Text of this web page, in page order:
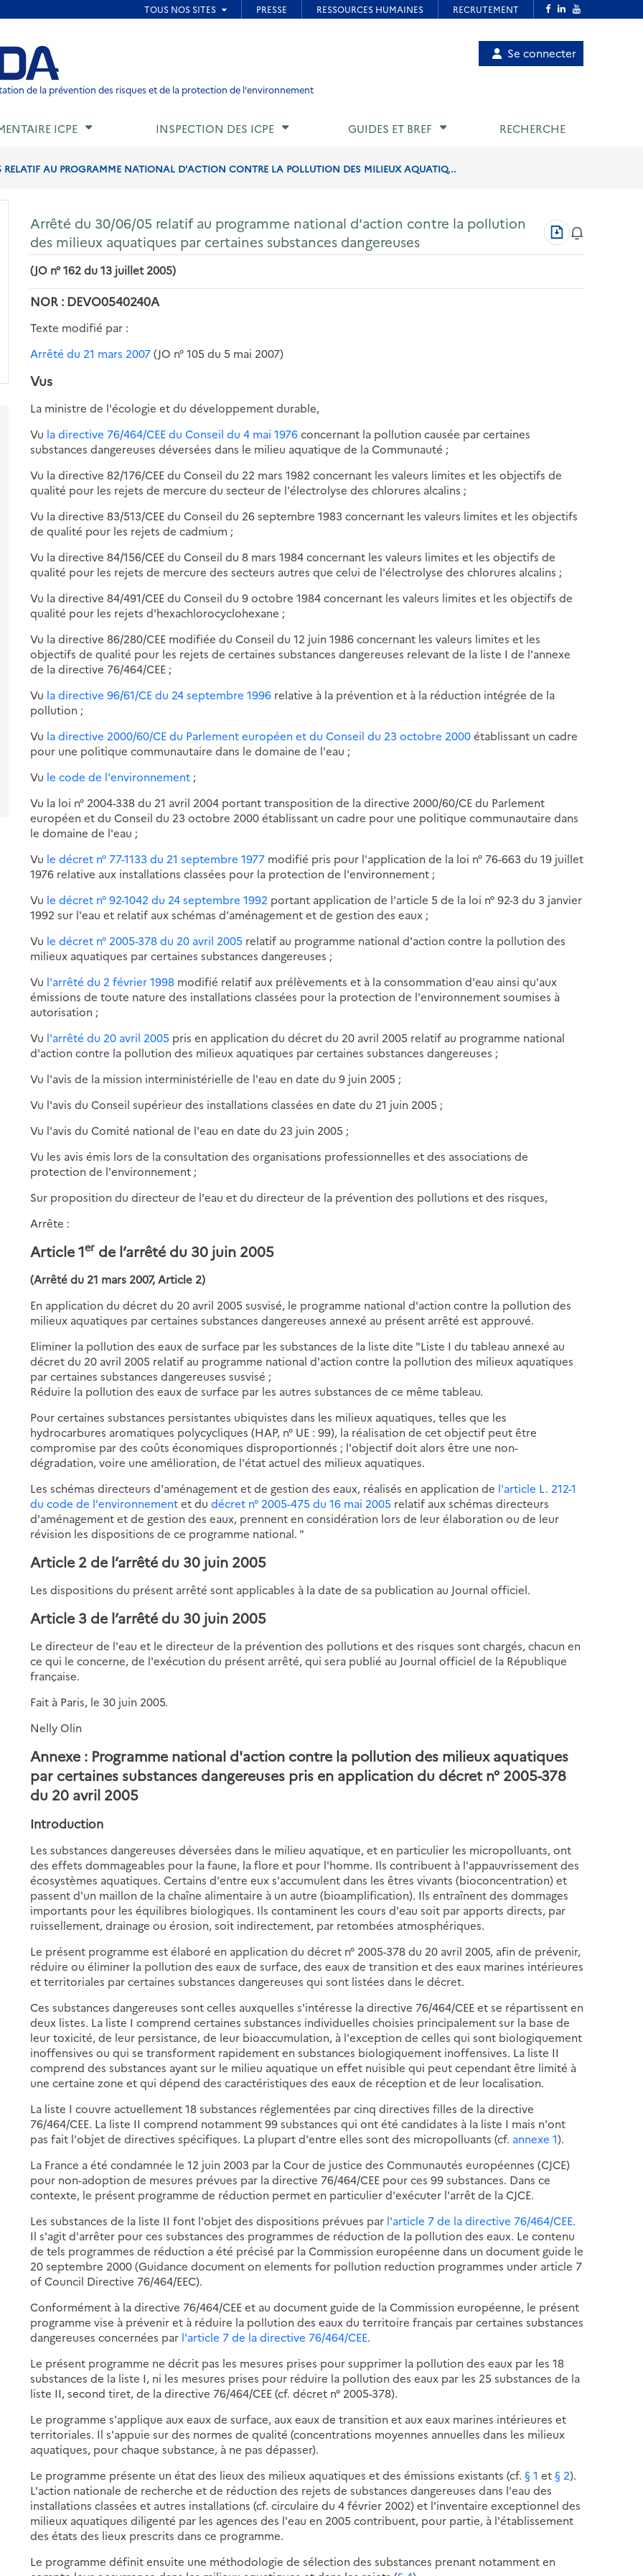
de page
de la prévention des risques et de la protection de l'environnement
Menu
utilisateur
Se connecter
ICPE INSPECTION DES ICPE GUIDES ET BREF RECHERCHE
AU PROGRAMME NATIONAL D'ACTION CONTRE LA POLLUTION DES MILIEUX AQUATIQ...
Arrêté du 30/06/05 relatif au programme national d'action contre la pollution
des milieux aquatiques par certaines substances dangereuses
Télécharger
au
format
(JO n° 162 du 13 juillet 2005)
NOR : DEVO0540240A
Texte modifié par :
Arrêté du 21 mars 2007(JO n° 105 du 5 mai 2007)
Vus
La ministre de l'écologie et du développement durable,
Vu la directive 76/464/CEE du Conseil du 4 mai 1976concernant la pollution causée par certaines
substances dangereuses déversées dans le milieu aquatique de la Communauté ;
Vu la directive 82/176/CEE du Conseil du 22 mars 1982 concernant les valeurs limites et les objectifs de
qualité pour les rejets de mercure du secteur de l'électrolyse des chlorures alcalins ;
Vu la directive 83/513/CEE du Conseil du 26 septembre 1983 concernant les valeurs limites et les objectifs
de qualité pour les rejets de cadmium ;
Vu la directive 84/156/CEE du Conseil du 8 mars 1984 concernant les valeurs limites et les objectifs de
qualité pour les rejets de mercure des secteurs autres que celui de l'électrolyse des chlorures alcalins ;
Vu la directive 84/491/CEE du Conseil du 9 octobre 1984 concernant les valeurs limites et les objectifs de
qualité pour les rejets d'hexachlorocyclohexane ;
Vu la directive 86/280/CEE modifiée du Conseil du 12 juin 1986 concernant les valeurs limites et les
objectifs de qualité pour les rejets de certaines substances dangereuses relevant de la liste I de l'annexe
de la directive 76/464/CEE ;
Vu la directive 96/61/CE du 24 septembre 1996 relative à la prévention et à la réduction intégrée de la
pollution ;
Vu la directive 2000/60/CE du Parlement européen et du Conseil du 23 octobre 2000établissant un cadre
pour une politique communautaire dans le domaine de l'eau ;
Vu le code de l'environnement ;
Vu la loi n° 2004-338 du 21 avril 2004 portant transposition de la directive 2000/60/CE du Parlement
européen et du Conseil du 23 octobre 2000 établissant un cadre pour une politique communautaire dans
le domaine de l'eau ;
Vu le décret n° 77-1133 du 21 septembre 1977 modifié pris pour l'application de la loi n° 76-663 du 19 juillet
1976 relative aux installations classées pour la protection de l'environnement ;
Vu le décret n° 92-1042 du 24 septembre 1992 portant application de l'article 5 de la loi n° 92-3 du 3 janvier
1992 sur l'eau et relatif aux schémas d'aménagement et de gestion des eaux ;
Vu le décret n° 2005-378 du 20 avril 2005 relatif au programme national d'action contre la pollution des
milieux aquatiques par certaines substances dangereuses ;
Vu l'arrêté du 2 février 1998 modifié relatif aux prélèvements et à la consommation d'eau ainsi qu'aux
émissions de toute nature des installations classées pour la protection de l'environnement soumises à
autorisation ;
Vu l'arrêté du 20 avril 2005 pris en application du décret du 20 avril 2005 relatif au programme national
d'action contre la pollution des milieux aquatiques par certaines substances dangereuses ;
Vu l'avis de la mission interministérielle de l'eau en date du 9 juin 2005 ;
Vu l'avis du Conseil supérieur des installations classées en date du 21 juin 2005 ;
Vu l'avis du Comité national de l'eau en date du 23 juin 2005 ;
Vu les avis émis lors de la consultation des organisations professionnelles et des associations de
protection de l'environnement ;
Sur proposition du directeur de l'eau et du directeur de la prévention des pollutions et des risques,
Arrête :
Article 1er de l’arrêté du 30 juin 2005
(Arrêté du 21 mars 2007, Article 2)
En application du décret du 20 avril 2005 susvisé, le programme national d'action contre la pollution des
milieux aquatiques par certaines substances dangereuses annexé au présent arrêté est approuvé.
Eliminer la pollution des eaux de surface par les substances de la liste dite "Liste I du tableau annexé au
décret du 20 avril 2005 relatif au programme national d'action contre la pollution des milieux aquatiques
par certaines substances dangereuses susvisé ;
Réduire la pollution des eaux de surface par les autres substances de ce même tableau.
Pour certaines substances persistantes ubiquistes dans les milieux aquatiques, telles que les
hydrocarbures aromatiques polycycliques (HAP, n° UE : 99), la réalisation de cet objectif peut être
compromise par des coûts économiques disproportionnés ; l'objectif doit alors être une non-
dégradation, voire une amélioration, de l'état actuel des milieux aquatiques.
Les schémas directeurs d'aménagement et de gestion des eaux, réalisés en application de l'article L. 212-1
du code de l'environnementet dudécret n° 2005-475 du 16 mai 2005 relatif aux schémas directeurs
d'aménagement et de gestion des eaux, prennent en considération lors de leur élaboration ou de leur
révision les dispositions de ce programme national. "
Article 2 de l’arrêté du 30 juin 2005
Les dispositions du présent arrêté sont applicables à la date de sa publication au Journal officiel.
Article 3 de l’arrêté du 30 juin 2005
Le directeur de l'eau et le directeur de la prévention des pollutions et des risques sont chargés, chacun en
ce qui le concerne, de l'exécution du présent arrêté, qui sera publié au Journal officiel de la République
française.
Fait à Paris, le 30 juin 2005.
Nelly Olin
Annexe : Programme national d'action contre la pollution des milieux aquatiques
par certaines substances dangereuses pris en application du décret n° 2005-378
du 20 avril 2005
Introduction
Les substances dangereuses déversées dans le milieu aquatique, et en particulier les micropolluants, ont
des effets dommageables pour la faune, la flore et pour l'homme. Ils contribuent à l'appauvrissement des
écosystèmes aquatiques. Certains d'entre eux s'accumulent dans les êtres vivants (bioconcentration) et
passent d'un maillon de la chaîne alimentaire à un autre (bioamplification). Ils entraînent des dommages
importants pour les équilibres biologiques. Ils contaminent les cours d'eau soit par apports directs, par
ruissellement, drainage ou érosion, soit indirectement, par retombées atmosphériques.
Le présent programme est élaboré en application du décret n° 2005-378 du 20 avril 2005, afin de prévenir,
réduire ou éliminer la pollution des eaux de surface, des eaux de transition et des eaux marines intérieures
et territoriales par certaines substances dangereuses qui sont listées dans le décret.
Ces substances dangereuses sont celles auxquelles s'intéresse la directive 76/464/CEE et se répartissent en
deux listes. La liste I comprend certaines substances individuelles choisies principalement sur la base de
leur toxicité, de leur persistance, de leur bioaccumulation, à l'exception de celles qui sont biologiquement
inoffensives ou qui se transforment rapidement en substances biologiquement inoffensives. La liste II
comprend des substances ayant sur le milieu aquatique un effet nuisible qui peut cependant être limité à
une certaine zone et qui dépend des caractéristiques des eaux de réception et de leur localisation.
La liste I couvre actuellement 18 substances réglementées par cinq directives filles de la directive
76/464/CEE. La liste II comprend notamment 99 substances qui ont été candidates à la liste I mais n'ont
pas fait l'objet de directives spécifiques. La plupart d'entre elles sont des micropolluants (cf. annexe 1).
La France a été condamnée le 12 juin 2003 par la Cour de justice des Communautés européennes (CJCE)
pour non-adoption de mesures prévues par la directive 76/464/CEE pour ces 99 substances. Dans ce
contexte, le présent programme de réduction permet en particulier d'exécuter l'arrêt de la CJCE.
Les substances de la liste II font l'objet des dispositions prévues par l'article 7 de la directive 76/464/CEE.
Il s'agit d'arrêter pour ces substances des programmes de réduction de la pollution des eaux. Le contenu
de tels programmes de réduction a été précisé par la Commission européenne dans un document guide le
20 septembre 2000 (Guidance document on elements for pollution reduction programmes under article 7
of Council Directive 76/464/EEC).
Conformément à la directive 76/464/CEE et au document guide de la Commission européenne, le présent
programme vise à prévenir et à réduire la pollution des eaux du territoire français par certaines substances
dangereuses concernées par l'article 7 de la directive 76/464/CEE.
Le présent programme ne décrit pas les mesures prises pour supprimer la pollution des eaux par les 18
substances de la liste I, ni les mesures prises pour réduire la pollution des eaux par les 25 substances de la
liste II, second tiret, de la directive 76/464/CEE (cf. décret n° 2005-378).
Le programme s'applique aux eaux de surface, aux eaux de transition et aux eaux marines intérieures et
territoriales. Il s'appuie sur des normes de qualité (concentrations moyennes annuelles dans les milieux
aquatiques, pour chaque substance, à ne pas dépasser).
Le programme présente un état des lieux des milieux aquatiques et des émissions existants (cf.§ 1 et§ 2).
L'action nationale de recherche et de réduction des rejets de substances dangereuses dans l'eau des
installations classées et autres installations (cf. circulaire du 4 février 2002) et l'inventaire exceptionnel des
milieux aquatiques diligenté par les agences des l'eau en 2005 contribuent, pour partie, à l'établissement
des états des lieux prescrits dans ce programme.
Le programme définit ensuite une méthodologie de sélection des substances prenant notamment en